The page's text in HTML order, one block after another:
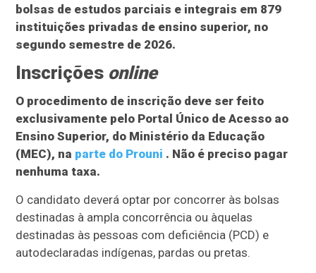
bolsas de estudos parciais e integrais em 879
instituições privadas de ensino superior, no
segundo semestre de 2026.
Inscrições online
O procedimento de inscrição deve ser feito
exclusivamente pelo Portal Único de Acesso ao
Ensino Superior, do Ministério da Educação
(MEC), na parte do Prouni . Não é preciso pagar
nenhuma taxa.
O candidato deverá optar por concorrer às bolsas
destinadas à ampla concorrência ou àquelas
destinadas às pessoas com deficiência (PCD) e
autodeclaradas indígenas, pardas ou pretas.